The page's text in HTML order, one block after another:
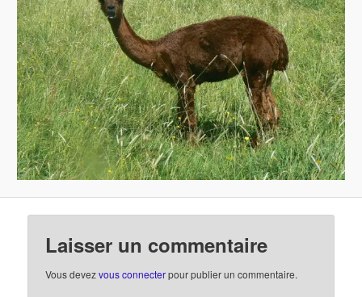
Laisser un commentaire
Vous devezvous connecterpour publier un commentaire.